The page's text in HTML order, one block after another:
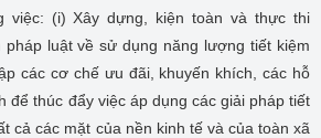
việc: (i) Xây dựng, kiện toàn và thực thi
pháp luật về sử dụng năng lượng tiết kiệm
các cơ chế ưu đãi, khuyến khích, các hỗ
để thúc đẩy việc áp dụng các giải pháp tiết
cả các mặt của nền kinh tế và của toàn xã